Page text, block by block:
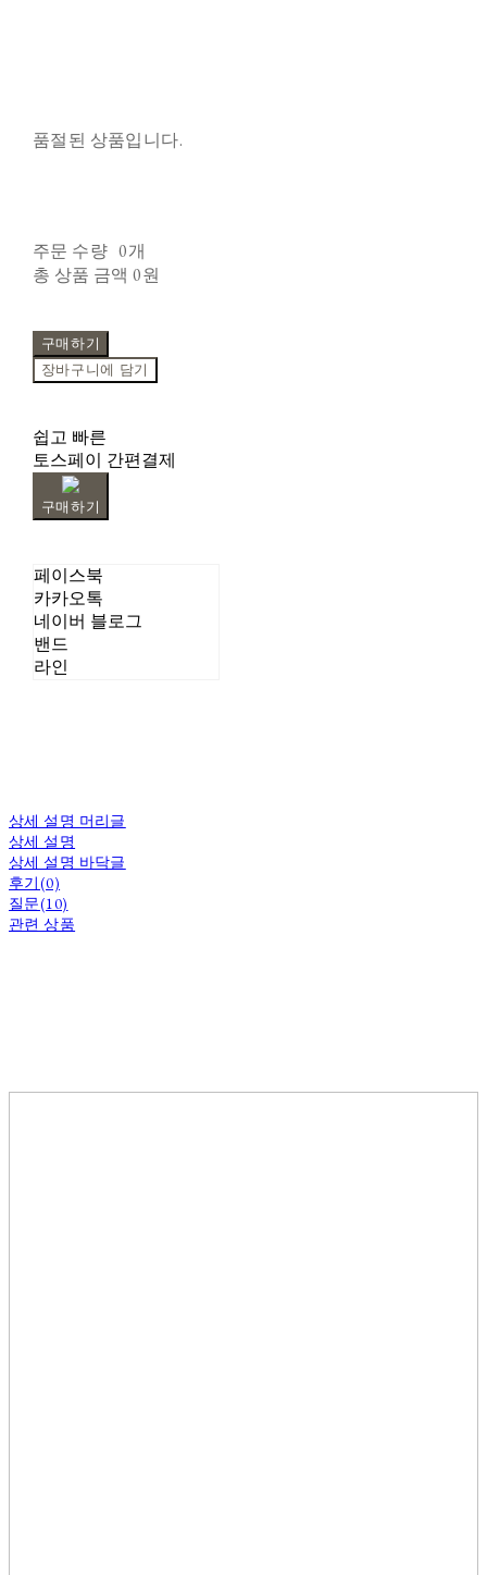
품절된 상품입니다.
주문 수량 0개
총 상품 금액 0원
구매하기
장바구니에 담기
쉽고 빠른
토스페이 간편결제
구매하기
페이스북
카카오톡
네이버 블로그
밴드
라인
상세 설명 머리글
상세 설명
상세 설명 바닥글
후기(0)
질문(10)
관련 상품